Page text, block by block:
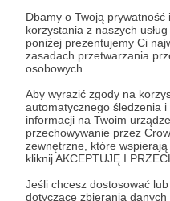
Dbamy o Twoją prywatność
korzystania z naszych
poniżej prezentujemy Ci
zasadach przetwarzania
osobowych.
Aby wyrazić zgody na
automatycznego śledzenia
informacji na Twoim
przechowywanie przez
zewnętrzne, które wspierają
kliknij AKCEPTUJĘ I
Jeśli chcesz dostosować
dotyczące zbierania
28.05.2021 ● Brak komentarzy
133.
Pozytywna Przemoc!
obiecującego zespołu. Dla
positive violence hard